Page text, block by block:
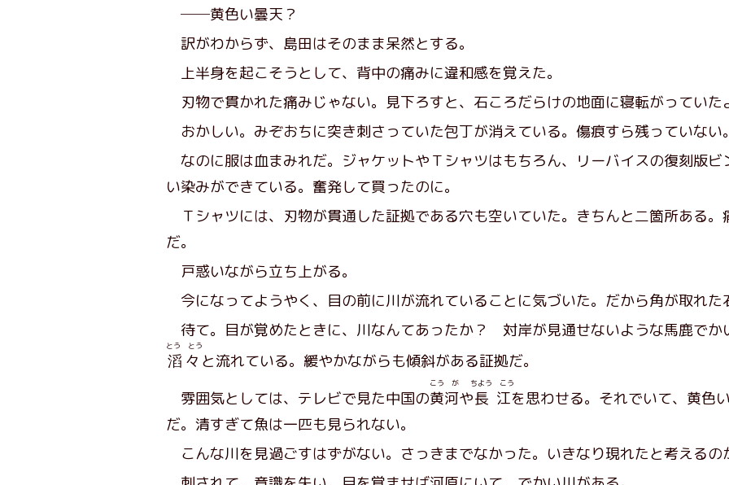
──黄色い曇天？
訳がわからず、島田はそのまま呆然とする。
上半身を起こそうとして、背中の痛みに違和感を覚えた。
刃物で貫かれた痛みじゃない。見下ろすと、石ころだらけの地面に寝転がっていた
おかしい。みぞおちに突き刺さっていた包丁が消えている。傷痕すら残っていない
なのに服は血まみれだ。ジャケットやＴシャツはもちろん、リーバイスの復刻版
い染みができている。奮発して買ったのに。
Ｔシャツには、刃物が貫通した証拠である穴も空いていた。きちんと二箇所ある
だ。
戸惑いながら立ち上がる。
今になってようやく、目の前に川が流れていることに気づいた。だから角が取れた
待て。目が覚めたときに、川なんてあったか？ 対岸が見通せないような馬鹿でか
滔々
とう とう
と流れている。緩やかながらも傾斜がある証拠だ。
雰囲気としては、テレビで見た中国の黄河
こう が
や長江
ちよう こう
を思わせる。それでいて、黄色
だ。清すぎて魚は一匹も見られない。
こんな川を見過ごすはずがない。さっきまでなかった。いきなり現れたと考えるの